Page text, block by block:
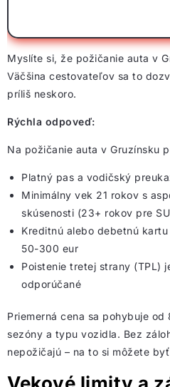
Myslíte si, že požičanie auta v
Väčšina cestovateľov sa to
príliš neskoro.
Rýchla odpoveď:
Na požičanie auta v Gruzínsku
Platný pas a vodičský
Minimálny vek 21 rokov s
skúsenosti (23+ rokov pre
Kreditnú alebo debetnú
50-300 eur
Poistenie tretej strany (TPL)
odporúčané
Priemerná cena sa pohybuje
sezóny a typu vozidla. Bez
nepožičajú – na to si môžete